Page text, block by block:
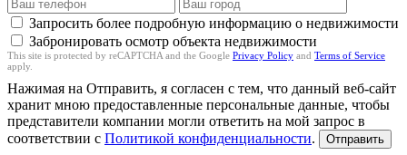
Запросить более подробную информацию о недвижимости
Забронировать осмотр объекта недвижимости
This site is protected by reCAPTCHA and the Google Privacy Policy and Terms of Service
apply.
Нажимая на Отправить, я согласен с тем, что данный веб-сайт
хранит мною предоставленные персональные данные, чтобы
представители компании могли ответить на мой запрос в
соответствии с Политикой конфиденциальности. Отправить